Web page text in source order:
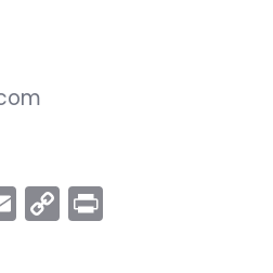
Email
Copy